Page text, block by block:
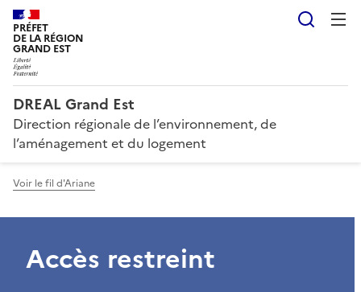
PRÉFET
DE LA RÉGION
GRAND EST
DREAL Grand Est
Direction régionale de l’environnement, de
l’aménagement et du logement
Voir le fil d'Ariane
Accès restreint